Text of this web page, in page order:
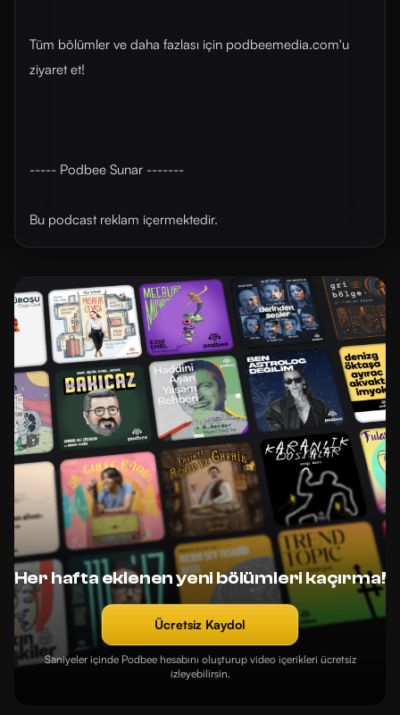
Tüm bölümler ve daha fazlası için ⁠⁠podbeemedia.com⁠⁠'u
ziyaret et!
----- Podbee Sunar -------
Bu podcast reklam içermektedir.
Her hafta eklenen yeni bölümleri kaçırma!
Ücretsiz Kaydol
Saniyeler içinde Podbee hesabını oluşturup video içerikleri ücretsiz
izleyebilirsin.